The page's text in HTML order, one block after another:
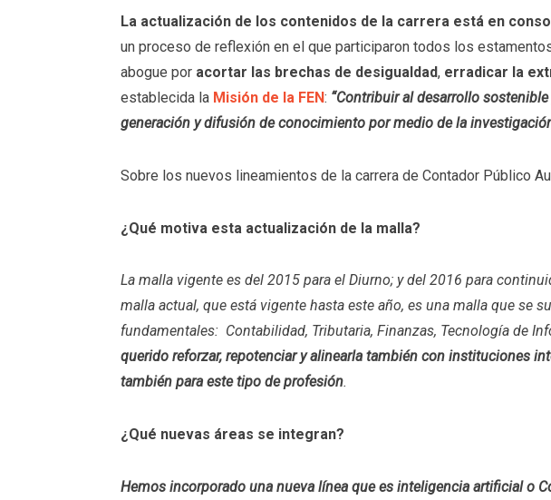
La actualización de los contenidos de la carrera está en
un proceso de reflexión en el que participaron todos los
abogue por acortar las brechas de desigualdad, erradicar la
establecida la Misión de la FEN: “Contribuir al desarrollo
generación y difusión de conocimiento por medio de la
Sobre los nuevos lineamientos de la carrera de Contador Público
¿Qué motiva esta actualización de la malla?
La malla vigente es del 2015 para el Diurno; y del 2016 para
malla actual, que está vigente hasta este año, es una malla que se
fundamentales: Contabilidad, Tributaria, Finanzas, Tecnología de
querido reforzar, repotenciar y alinearla también con instituciones
también para este tipo de profesión.
¿Qué nuevas áreas se integran?
Hemos incorporado una nueva línea que es inteligencia artificial o